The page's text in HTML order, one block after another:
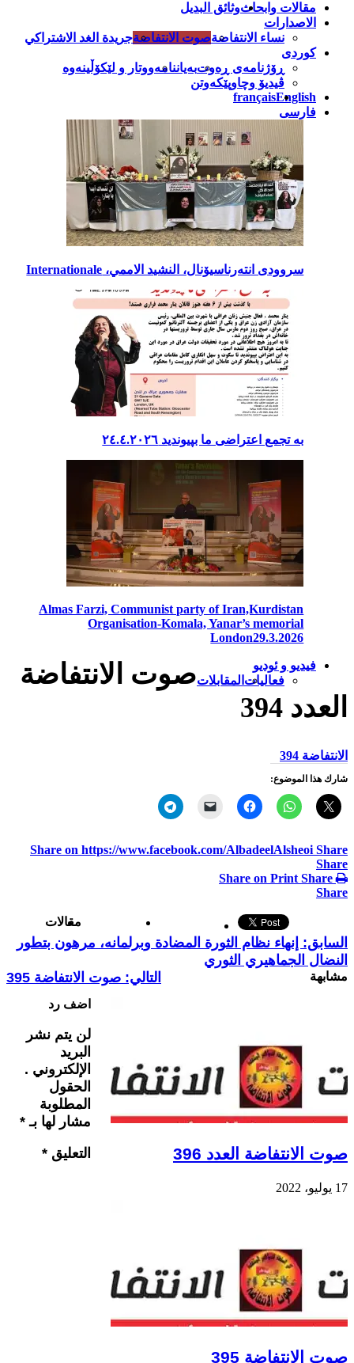
مقالات وابحاثوثائق البديل
الاصدارات
نساء الانتفاضةصوت الانتفاضةجريدة الغد الاشتراكي
کوردی
ڕۆژنامەی ڕەوتبەیاننامەووتار و لێکۆڵینەوە
ڤیدیۆ وچاوپێکەوتن
English
français
فارسی
سروودی انتەرناسیۆنال، النشيد الاممي، Internationale
بە تجمع اعتراضی ما بپیوندید ٢٤.٤.٢٠٢٦
Almas Farzi, Communist party of Iran,Kurdistan
Organisation-Komala, Yanar’s memorial
London29.3.2026
فيديو و ئوديو
فعاليات المقابلاتصوت الانتفاضة
العدد 394
الانتفاضة 394
شارك هذا الموضوع:
Share on https://www.facebook.com/AlbadeelAlsheoi Share
Share
Share on Print Share
Share
السابق: إنهاء نظام الثورة المضادة وبرلمانه، مرهون بتطور
النضال الجماهيري الثوري
التالي: صوت الانتفاضة 395
مقالات
مشابهة
صوت الانتفاضة العدد 396
17 يوليو، 2022
صوت الانتفاضة 395
اضف رد
لن يتم نشر
البريد
الإلكتروني .
الحقول
المطلوبة
مشار لها بـ *
التعليق *